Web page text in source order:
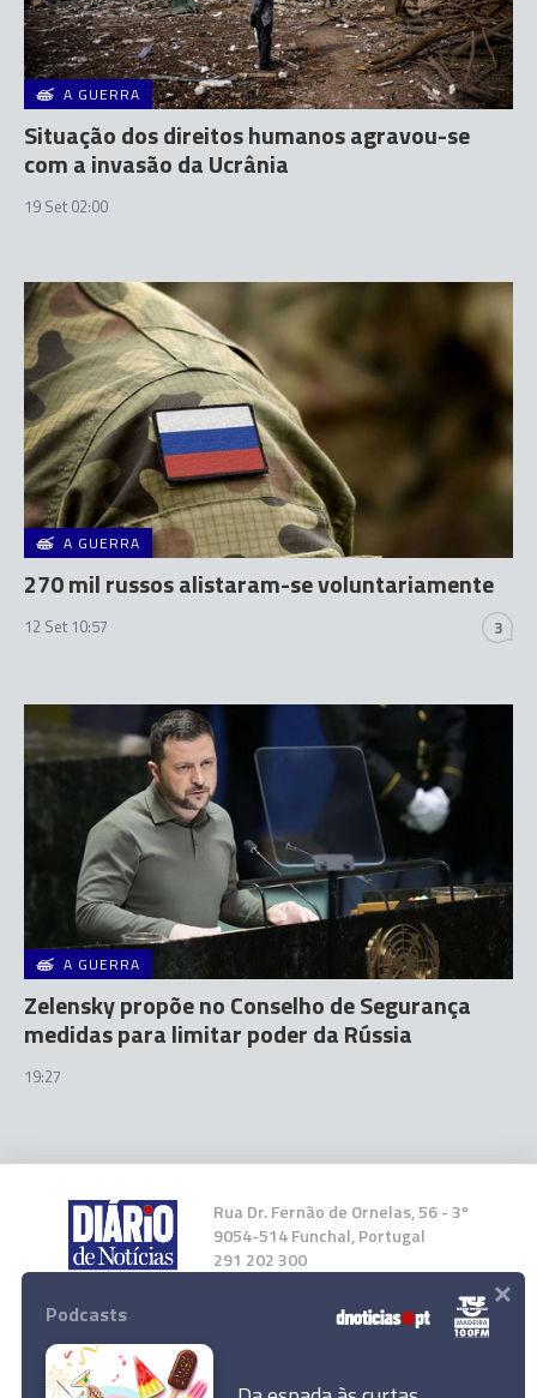
A GUERRA
Situação dos direitos humanos agravou-se
com a invasão da Ucrânia
19 Set 02:00
A GUERRA
270 mil russos alistaram-se voluntariamente
12 Set 10:57 3
A GUERRA
Zelensky propõe no Conselho de Segurança
medidas para limitar poder da Rússia
19:27
Rua Dr. Fernão de Ornelas, 56 - 3º
9054-514 Funchal, Portugal
291 202 300
Instale a nossa App
Podcasts ×